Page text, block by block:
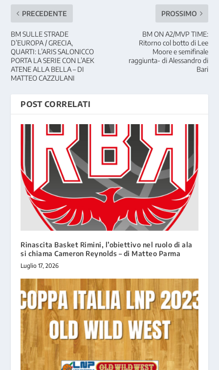
PRECEDENTE
BM SULLE STRADE
D’EUROPA / GRECIA,
QUARTI: L’ARIS SALONICCO
PORTA LA SERIE CON L’AEK
ATENE ALLA BELLA – DI
MATTEO CAZZULANI
PROSSIMO
BM ON A2/MVP TIME:
Ritorno col botto di Lee
Moore e semifinale
raggiunta- di Alessandro di
Bari
POST CORRELATI
Rinascita Basket Rimini, l’obiettivo nel ruolo di ala
si chiama Cameron Reynolds – di Matteo Parma
Luglio 17, 2026